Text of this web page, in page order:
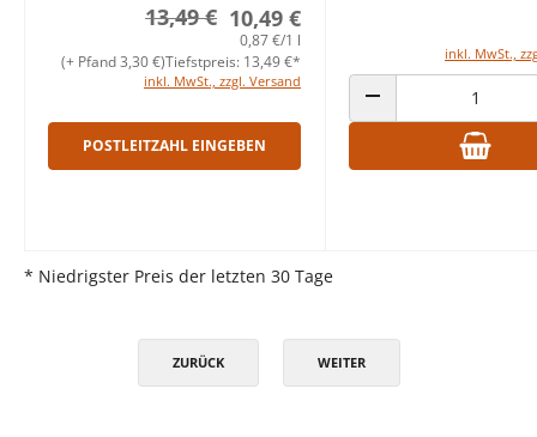
10,49 €
13,49 €
0,87 €/1 l
inkl. MwSt., zzgl. Versand
(+ Pfand 3,30 €)Tiefstpreis: 13,49 €*
POSTLEITZAHL EINGEBEN
inkl. MwSt.,
ANZAHL VERRINGERN
* Niedrigster Preis der letzten 30 Tage
ZURÜCK WEITER